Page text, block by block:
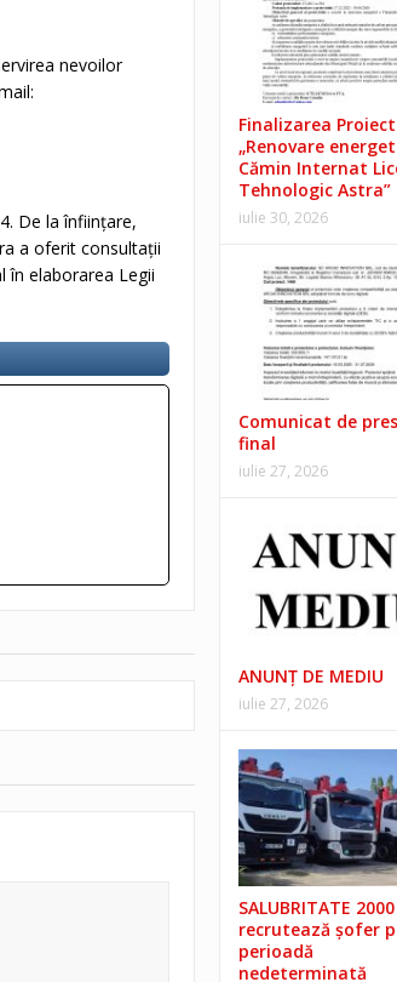
nevoilor
De la înființare,
a oferit consultații
în elaborarea Legii
Finalizarea
„Renovare
Cămin Internat
Tehnologic Astra”
iulie 30, 2026
Comunicat de
final
iulie 27, 2026
ANUNŢ DE MEDIU
iulie 27, 2026
SALUBRITATE
recrutează șofer
perioadă
nedeterminată